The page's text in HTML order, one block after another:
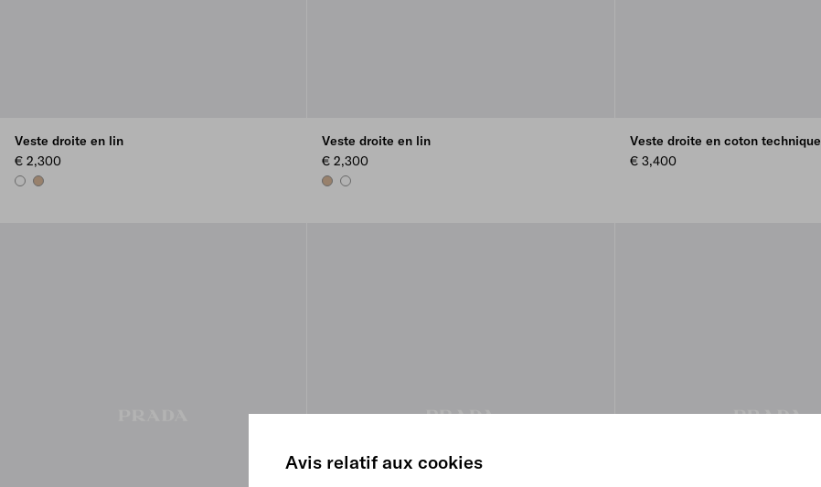
Avis relatif aux cookies
Veste droite en lin
€ 2,300
WHITESAND BEIGE
Veste droite en lin
€ 2,300
SAND BEIGE
WHITE
Veste droite en coton technique
€ 3,400